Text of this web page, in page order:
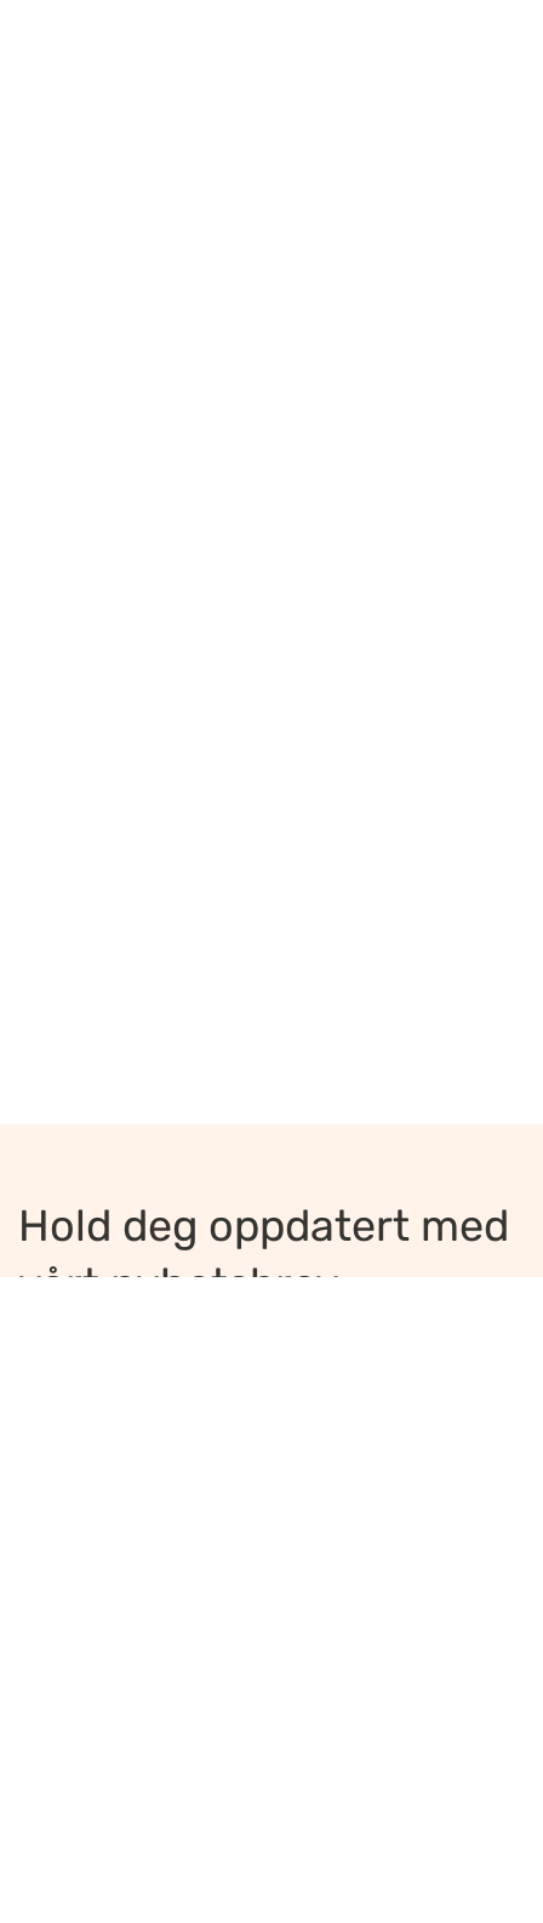
Hold deg oppdatert med
vårt nyhetsbrev